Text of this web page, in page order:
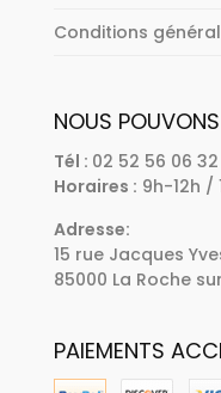
Conditions
NOUS
Tél : 02 52 56 06 32
Horaires : 9h-12h /
Adresse:
15 rue Jacques
85000 La Roche
PAIEMENTS